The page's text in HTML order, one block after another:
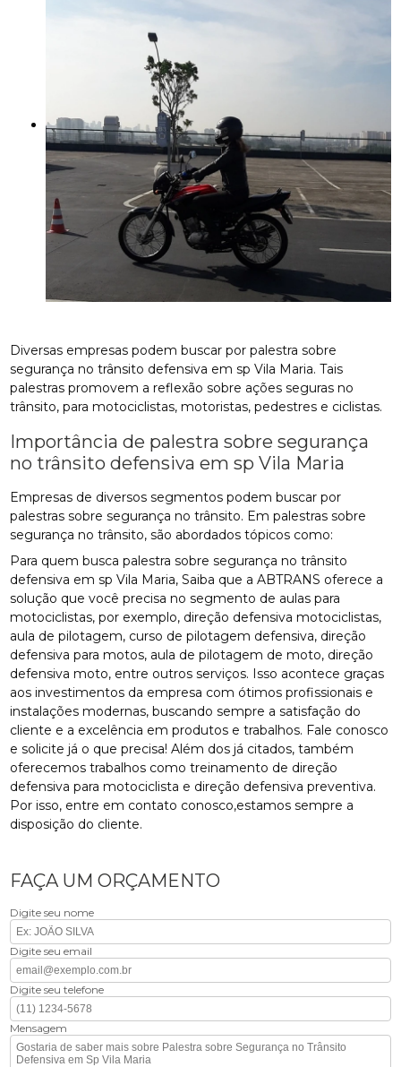
Diversas empresas podem buscar por palestra sobre
segurança no trânsito defensiva em sp Vila Maria. Tais
palestras promovem a reflexão sobre ações seguras no
trânsito, para motociclistas, motoristas, pedestres e ciclistas.
Importância de palestra sobre segurança
no trânsito defensiva em sp Vila Maria
Empresas de diversos segmentos podem buscar por
palestras sobre segurança no trânsito. Em palestras sobre
segurança no trânsito, são abordados tópicos como:
Para quem busca palestra sobre segurança no trânsito
defensiva em sp Vila Maria, Saiba que a ABTRANS oferece a
solução que você precisa no segmento de aulas para
motociclistas, por exemplo, direção defensiva motociclistas,
aula de pilotagem, curso de pilotagem defensiva, direção
defensiva para motos, aula de pilotagem de moto, direção
defensiva moto, entre outros serviços. Isso acontece graças
aos investimentos da empresa com ótimos profissionais e
instalações modernas, buscando sempre a satisfação do
cliente e a excelência em produtos e trabalhos. Fale conosco
e solicite já o que precisa! Além dos já citados, também
oferecemos trabalhos como treinamento de direção
defensiva para motociclista e direção defensiva preventiva.
Por isso, entre em contato conosco,estamos sempre a
disposição do cliente.
FAÇA UM ORÇAMENTO
Digite seu nome
Digite seu email
Digite seu telefone
Mensagem